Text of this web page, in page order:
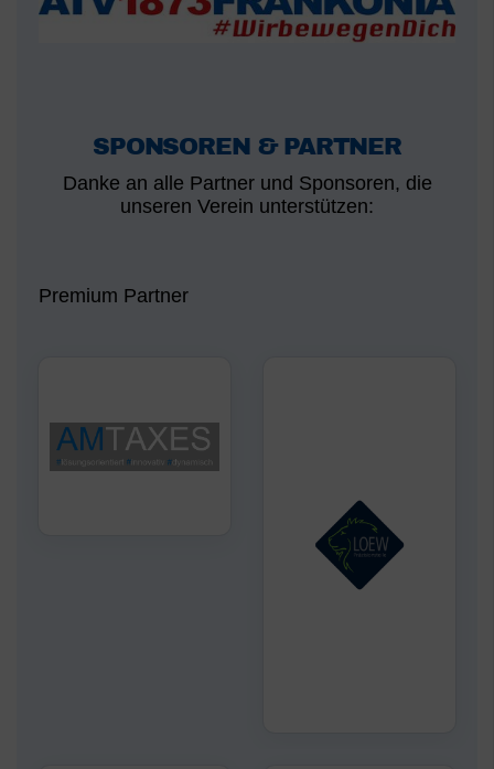
SPONSOREN & PARTNER
Danke an alle Partner und Sponsoren, die
unseren Verein unterstützen:
Premium Partner